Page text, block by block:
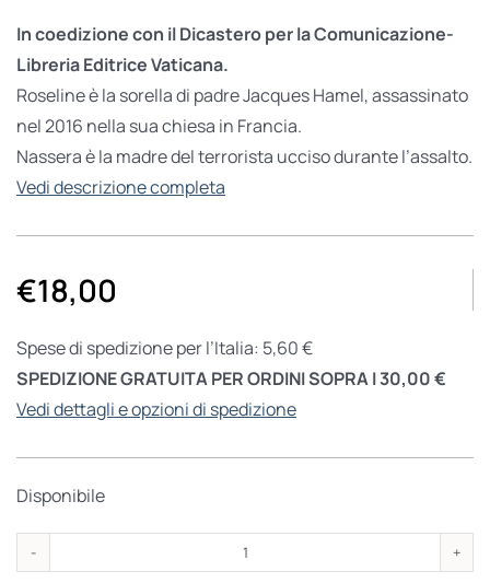
In coedizione con il Dicastero per la Comunicazione-
Libreria Editrice Vaticana.
Roseline è la sorella di padre Jacques Hamel, assassinato
nel 2016 nella sua chiesa in Francia.
Nassera è la madre del terrorista ucciso durante l’assalto.
Vedi descrizione completa
€18,00
Spese di spedizione per l’Italia: 5,60 €
SPEDIZIONE GRATUITA PER ORDINI SOPRA I 30,00 €
Vedi dettagli e opzioni di spedizione
Disponibile
Sorelle